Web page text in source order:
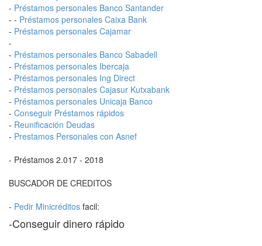
- Préstamos personales Banco Santander
- - Préstamos personales Caixa Bank
- Préstamos personales Cajamar
-
- Préstamos personales Banco Sabadell
- Préstamos personales Ibercaja
- Préstamos personales Ing Direct
- Préstamos personales Cajasur Kutxabank
- Préstamos personales Unicaja Banco
- Conseguir Préstamos rápidos
- Reunificación Deudas
- Prestamos Personales con Asnef
- Préstamos 2.017 - 2018
BUSCADOR DE CREDITOS
- Pedir Minicréditos facil:
-Conseguir dinero rápido